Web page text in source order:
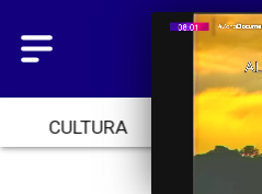
CULTURA